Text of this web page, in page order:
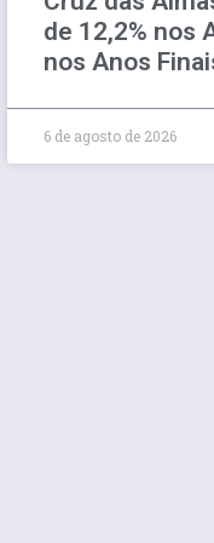
de 12,2% nos
nos Anos
6 de agosto de 2026